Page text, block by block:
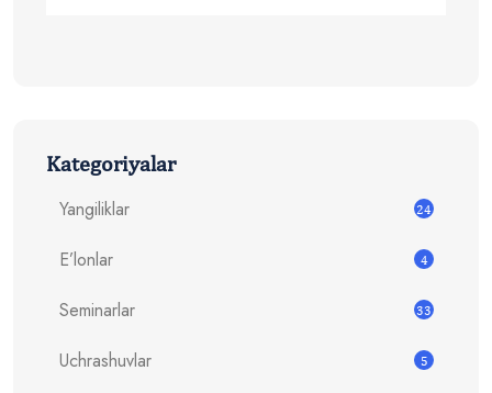
Kategoriyalar
Yangiliklar
24
E’lonlar 4
Seminarlar 33
Uchrashuvlar 5